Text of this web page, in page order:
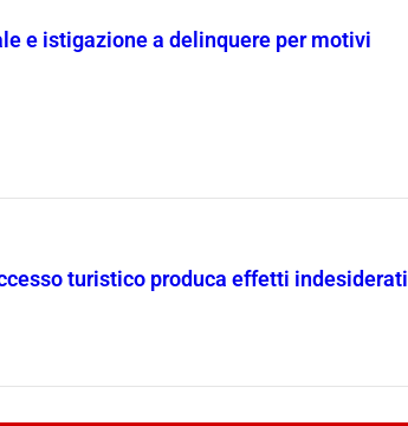
e istigazione a delinquere per motivi
turistico produca effetti indesiderati